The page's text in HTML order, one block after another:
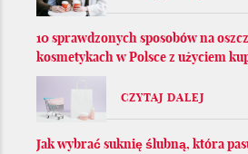
10 sprawdzonych sposobów na
kosmetykach w Polsce z użyciem
CZYTAJ DALEJ
Jak wybrać suknię ślubną, która